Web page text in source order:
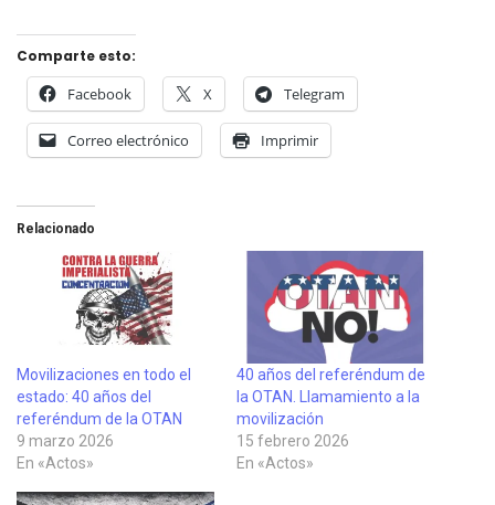
Comparte esto:
Facebook X Telegram
Correo electrónico Imprimir
Relacionado
Movilizaciones en todo el
estado: 40 años del
referéndum de la OTAN
9 marzo 2026
En «Actos»
40 años del referéndum de
la OTAN. Llamamiento a la
movilización
15 febrero 2026
En «Actos»